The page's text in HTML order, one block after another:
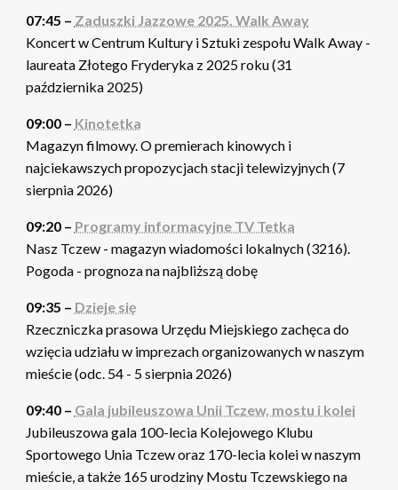
07:45 – Zaduszki Jazzowe 2025. Walk Away
Koncert w Centrum Kultury i Sztuki zespołu Walk Away -
laureata Złotego Fryderyka z 2025 roku (31
października 2025)
09:00 – Kinotetka
Magazyn filmowy. O premierach kinowych i
najciekawszych propozycjach stacji telewizyjnych (7
sierpnia 2026)
09:20 – Programy informacyjne TV Tetka
Nasz Tczew - magazyn wiadomości lokalnych (3216).
Pogoda - prognoza na najbliższą dobę
09:35 – Dzieje się
Rzeczniczka prasowa Urzędu Miejskiego zachęca do
wzięcia udziału w imprezach organizowanych w naszym
mieście (odc. 54 - 5 sierpnia 2026)
09:40 – Gala jubileuszowa Unii Tczew, mostu i kolei
Jubileuszowa gala 100-lecia Kolejowego Klubu
Sportowego Unia Tczew oraz 170-lecia kolei w naszym
mieście, a także 165 urodziny Mostu Tczewskiego na